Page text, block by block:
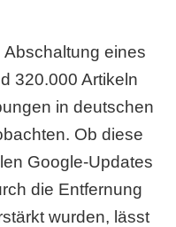
eines
320.000 Artikeln
in deutschen
Ob diese
Google-Updates
die Entfernung
wurden, lässt